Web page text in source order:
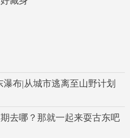
瀑布|从城市逃离至山野计划
去哪？那就一起来耍古东吧